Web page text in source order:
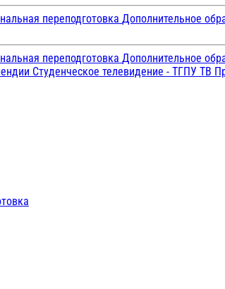
переподготовка Дополнительное
переподготовка Дополнительное
Студенческое телевидение - ТГПУ ТВ